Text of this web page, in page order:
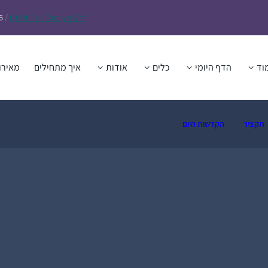
Today’s Daf – זבחים נ״ו /
הדף היומי כלים אודות איך מתחילים
תקציר הקדשות היום